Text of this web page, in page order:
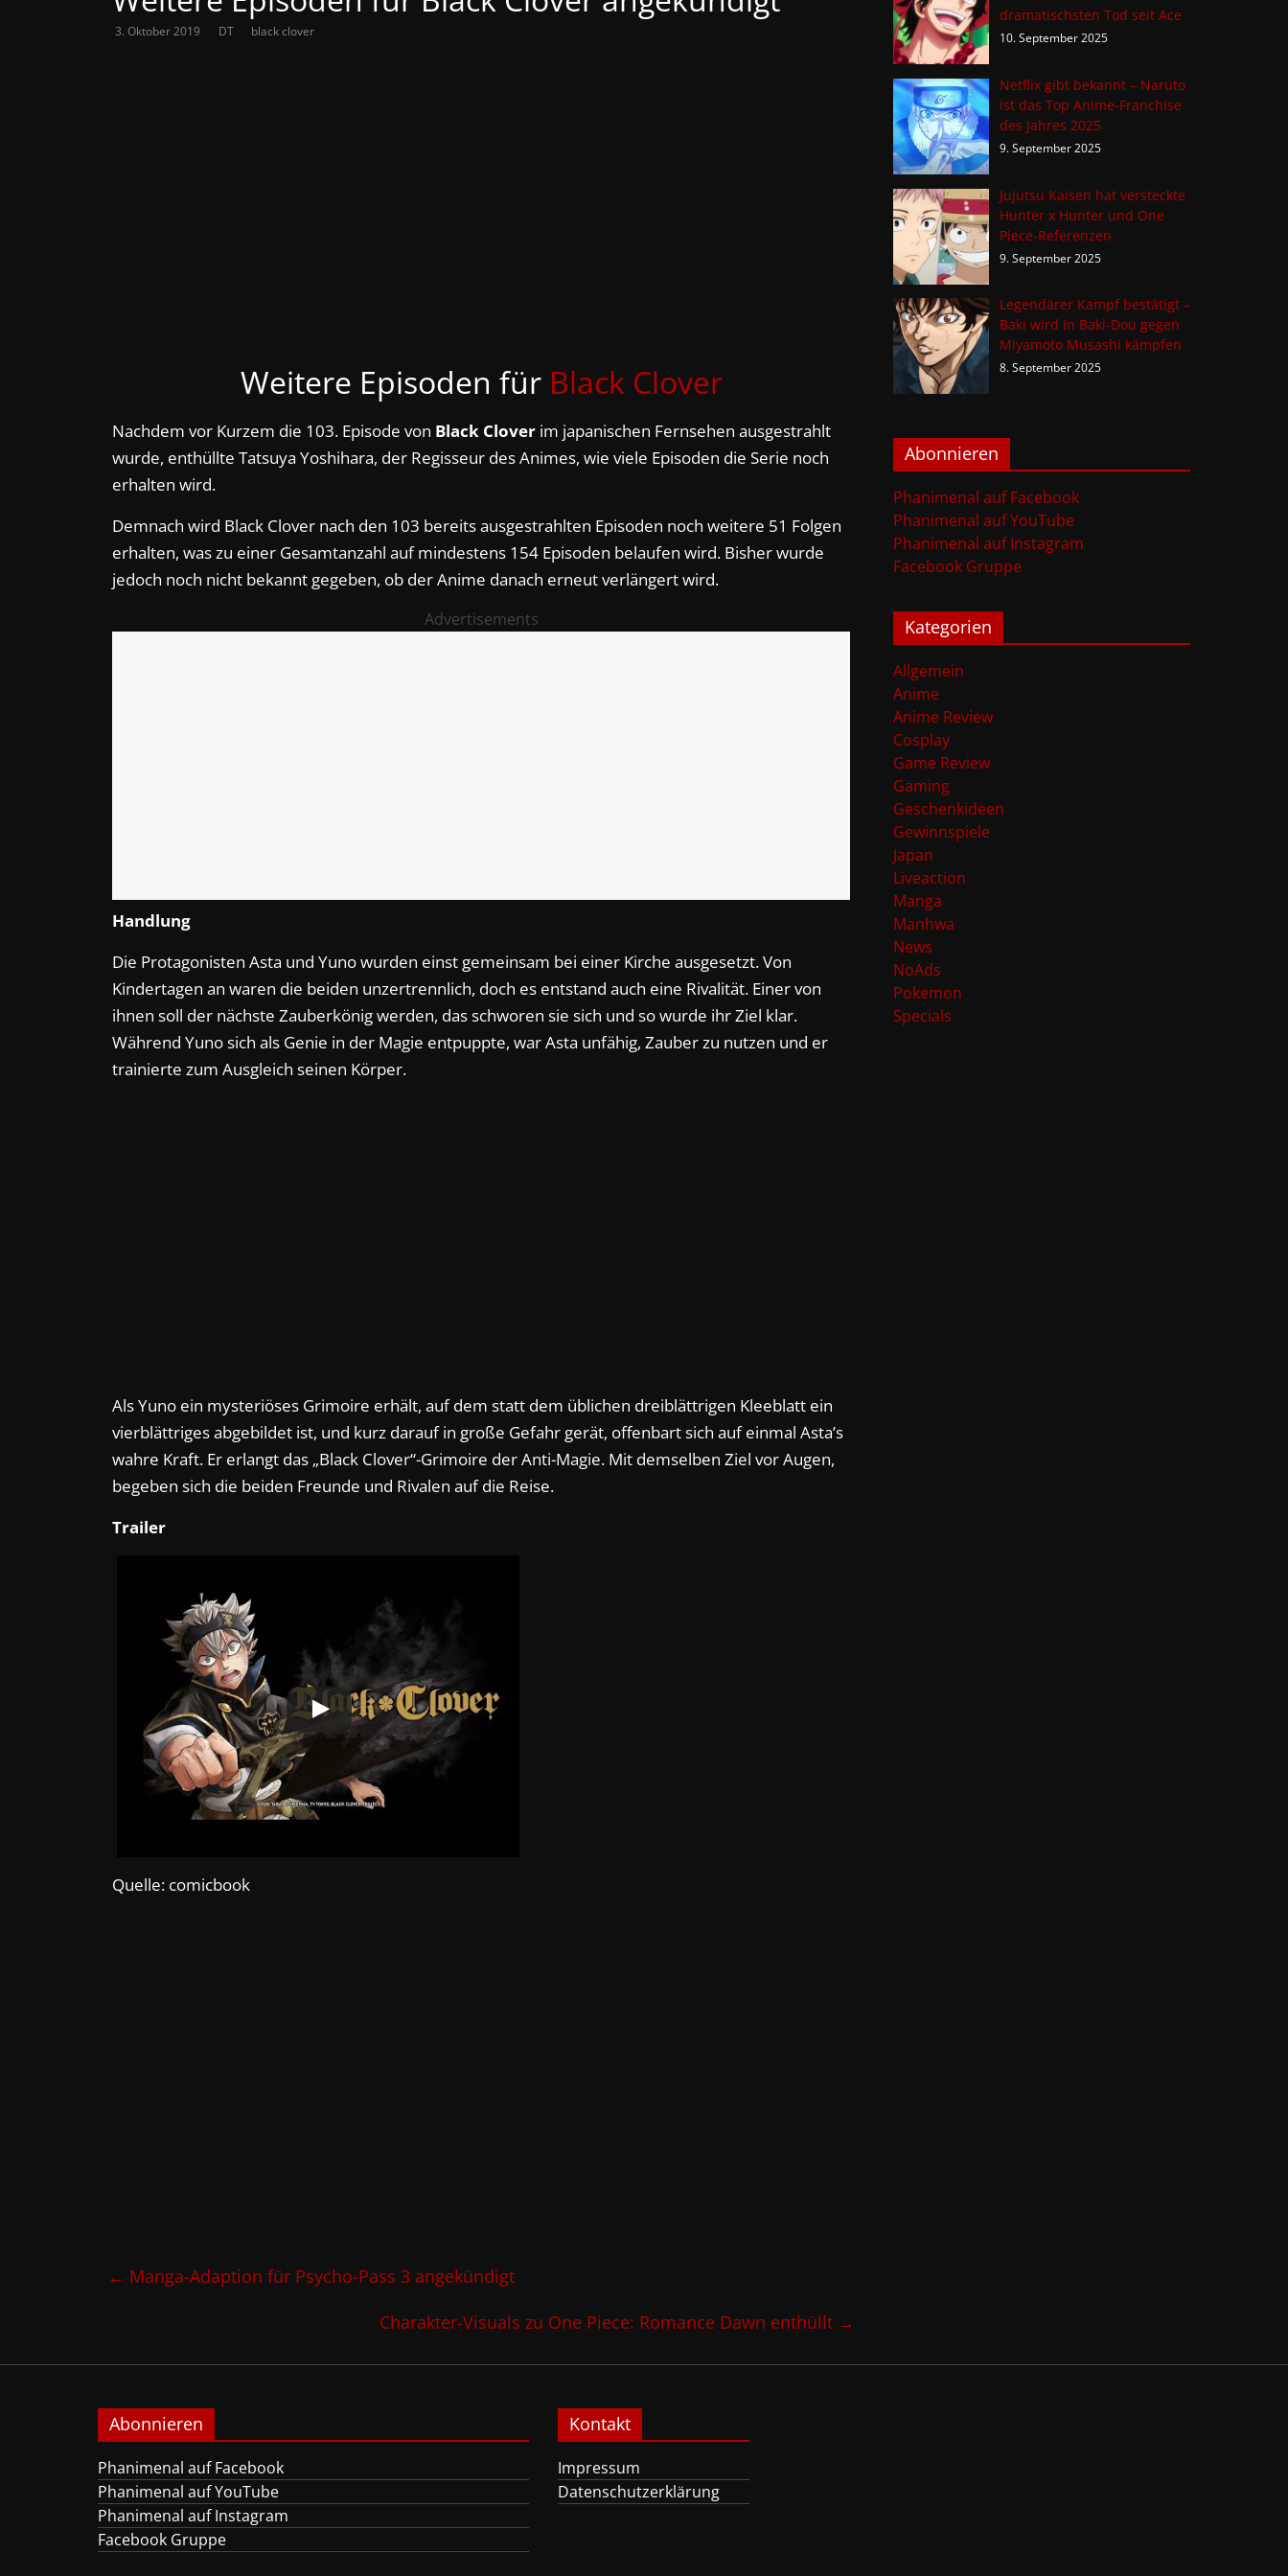
3. Oktober 2019 DT black clover
Weitere Episoden für Black Clover
Nachdem vor Kurzem die 103. Episode von Black Clover im japanischen Fernsehen ausgestrahlt
wurde, enthüllte Tatsuya Yoshihara, der Regisseur des Animes, wie viele Episoden die Serie noch
erhalten wird.
Demnach wird Black Clover nach den 103 bereits ausgestrahlten Episoden noch weitere 51 Folgen
erhalten, was zu einer Gesamtanzahl auf mindestens 154 Episoden belaufen wird. Bisher wurde
jedoch noch nicht bekannt gegeben, ob der Anime danach erneut verlängert wird.
Advertisements
Handlung
Die Protagonisten Asta und Yuno wurden einst gemeinsam bei einer Kirche ausgesetzt. Von
Kindertagen an waren die beiden unzertrennlich, doch es entstand auch eine Rivalität. Einer von
ihnen soll der nächste Zauberkönig werden, das schworen sie sich und so wurde ihr Ziel klar.
Während Yuno sich als Genie in der Magie entpuppte, war Asta unfähig, Zauber zu nutzen und er
trainierte zum Ausgleich seinen Körper.
Als Yuno ein mysteriöses Grimoire erhält, auf dem statt dem üblichen dreiblättrigen Kleeblatt ein
vierblättriges abgebildet ist, und kurz darauf in große Gefahr gerät, offenbart sich auf einmal Asta’s
wahre Kraft. Er erlangt das „Black Clover“-Grimoire der Anti-Magie. Mit demselben Ziel vor Augen,
begeben sich die beiden Freunde und Rivalen auf die Reise.
Trailer
Quelle: comicbook
← Manga-Adaption für Psycho-Pass 3 angekündigt
Charakter-Visuals zu One Piece: Romance Dawn enthüllt →
dramatischsten Tod seit Ace
10. September 2025
Netflix gibt bekannt – Naruto
ist das Top Anime-Franchise
des Jahres 2025
9. September 2025
Jujutsu Kaisen hat versteckte
Hunter x Hunter und One
Piece-Referenzen
9. September 2025
Legendärer Kampf bestätigt –
Baki wird in Baki-Dou gegen
Miyamoto Musashi kämpfen
8. September 2025
Abonnieren
Phanimenal auf Facebook
Phanimenal auf YouTube
Phanimenal auf Instagram
Facebook Gruppe
Kategorien
Allgemein
Anime
Anime Review
Cosplay
Game Review
Gaming
Geschenkideen
Gewinnspiele
Japan
Liveaction
Manga
Manhwa
News
NoAds
Pokemon
Specials
Abonnieren
Phanimenal auf Facebook
Phanimenal auf YouTube
Phanimenal auf Instagram
Facebook Gruppe
Kontakt
Impressum
Datenschutzerklärung